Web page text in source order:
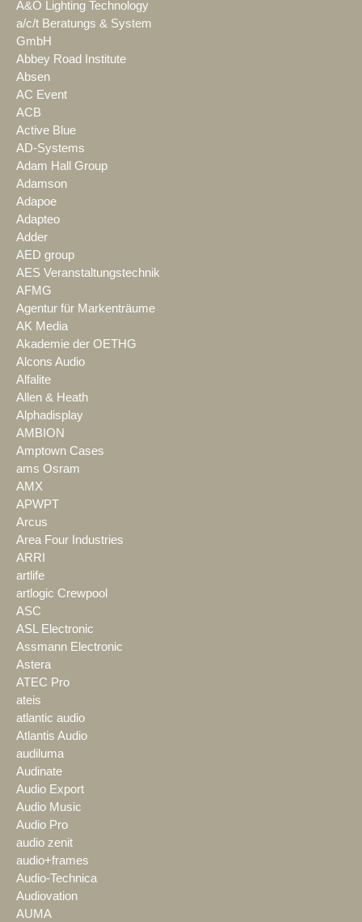
A&O Lighting Technology
a/c/t Beratungs & System
GmbH
Abbey Road Institute
Absen
AC Event
ACB
Active Blue
AD-Systems
Adam Hall Group
Adamson
Adapoe
Adapteo
Adder
AED group
AES Veranstaltungstechnik
AFMG
Agentur für Markenträume
AK Media
Akademie der OETHG
Alcons Audio
Alfalite
Allen & Heath
Alphadisplay
AMBION
Amptown Cases
ams Osram
AMX
APWPT
Arcus
Area Four Industries
ARRI
artlife
artlogic Crewpool
ASC
ASL Electronic
Assmann Electronic
Astera
ATEC Pro
ateis
atlantic audio
Atlantis Audio
audiluma
Audinate
Audio Export
Audio Music
Audio Pro
audio zenit
audio+frames
Audio-Technica
Audiovation
AUMA